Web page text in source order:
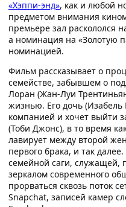
«Хэппи-энд», как и любой
предметом внимания
премьере зал раскололся
а номинация на «Золотую
номинацией.
Фильм рассказывает о
семействе, забывшем о
Лоран (Жан-Луи
жизнью. Его дочь
компанией и хочет выйти
(Тоби Джонс), в то время
лавирует между второй
первого брака, и так
семейной саги, служащей,
зеркалом современного
прорваться сквозь поток
Snapchat, записей камер